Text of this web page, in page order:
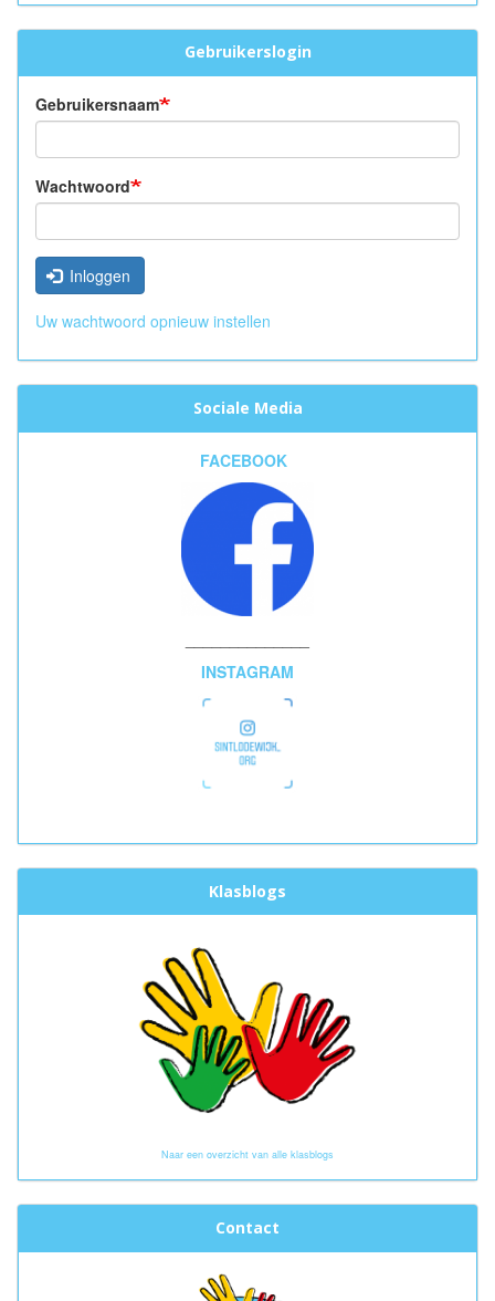
Gebruikerslogin
Gebruikersnaam
Wachtwoord
Inloggen
Uw wachtwoord opnieuw instellen
Sociale Media
FACEBOOK
INSTAGRAM
Klasblogs
Naar een overzicht van alle klasblogs
Contact